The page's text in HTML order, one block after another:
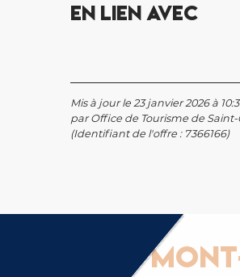
En lien avec
Mis à jour le 23 janvier 2026 à
par Office de Tourisme de
(Identifiant de l'offre : 7366166)
Mont-